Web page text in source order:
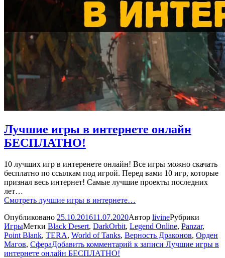
Лучшие игры в интернете онлайн
БЕСПЛАТНО!
10 лучших игр в интеренете онлайн! Все игры можно скачать
бесплатно по ссылкам под игрой. Перед вами 10 игр, которые
признал весь интернет! Самые лучшие проекты последних
лет…
Смотреть лучшие игры в интернете…
Опубликовано 25.10.201611.07.2020Автор livineРубрики
ИгрыМетки Black Desert, DarkOrbit, Legend Online, Panzar,
Point Blank, TERA, World of Tanks, Верность Драконов, Орден
Магов, СфераДобавить комментарий к записи Лучшие игры в
интернете онлайн БЕСПЛАТНО!